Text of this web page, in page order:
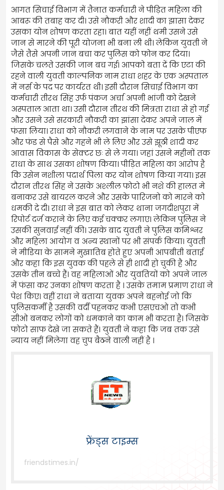
आगत सिचाई विभाग में तैनात कर्मचारी ने पीड़ित महिला की
आबरू की तबाह कर दी। उसे नौकरी और शादी का झासा देकर
उसका योन शोषण करता रहा। बात यहीं नहीं थमी उसने उसे
जान से मारने की पूरी योजना भी बना ली थी। लेकिन युवती ने
जैसे तैसे अपनी जान बचा कर पुलिस को फोन कर दिया।
जिसके चलते उसकी जान बच गई। आपको बता दें कि एटा की
रहने वाली युवती काल्पनिक नाम राधा शहर के एक अस्पताल
में नर्स के पद पर कार्यरत थी। इसी दौरान सिचाई विभाग का
कर्मचारी तीरथ सिंह उर्फ पंकज अर्चा अपनी भांजी को देखने
अस्पताल आता था। उसी दौरान तीरथ की मित्रता राधा से हो गई
और उसने उसे सरकारी नौकरी का झांसा देकर अपने जाल में
फंसा लिया। राधा को नौकरी लगवाने के नाम पर उसके पीएफ
और फंड से पैसे और गहने भी ले लिए और उसे झूठी शादी कर
आवास विकास के सेक्टर छः से ले गया। जहां उसने महीनों तक
राधा के साथ उसका शोषण किया। पीड़ित महिला का आरोप है
कि उसेन नशीला पदार्थ पिला कर योन शोषण किया गया। इस
दौरान तीरथ सिंह ने उसके अश्लील फोटो भी नशे की हालत मे
बनाकर उसे बायरल करने और उसके पारिजनो को मारने को
धमकी दे दी। राधा ने इस बात को लेकर थाना जगदीशपुरा में
रिपोर्ट दर्ज कराने के लिए कई चक्कर लगाए। लेकिन पुलिस ने
उसकी सुनवाई नहीं की। उसके बाद युवती ने पुलिस कमिश्नर
और महिला आयोग व अन्य स्थानों पर भी संपर्क किया। युवती
ने मीडिया के सामने मुखातिब होते हुए अपनी आपबीती बताई
और कहा कि इस युवक की पहले से ही शादी हो चुकी है और
उसके तीन बच्चे हैं। वह महिलाओं और युवतियों को अपने जाल
में फंसा कर उनका शोषण करता है । उसके तमाम प्रमाण राधा ने
पेश किए। वहीं राधा ने बताया युवक अपने बहनोई जो कि
पुलिसकर्मी है उसकी वर्दी पहनकर कभी एसएचओ तो कभी
सीओ बनकर लोगों को धमकाने का काम भी करता है। जिसके
फोटो साफ देखे जा सकते हैं। युवती ने कहा कि जब तक उसे
न्याय नहीं मिलेगा वह चुप बैठने वाली नहीं है ।
फ्रेंड्स टाइम्स
friendstimes.in/